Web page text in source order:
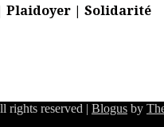
Plaidoyer | Solidarité
rights reserved | Blogus by